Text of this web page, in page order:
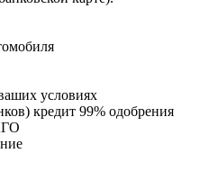
условиях
кредит 99% одобрения